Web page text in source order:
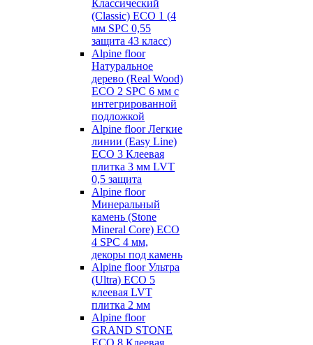
Классический
(Classic) ECO 1 (4
мм SPC 0,55
защита 43 класс)
Alpine floor
Натуральное
дерево (Real Wood)
ECO 2 SPC 6 мм с
интегрированной
подложкой
Alpine floor Легкие
линии (Easy Line)
ECO 3 Клеевая
плитка 3 мм LVT
0,5 защита
Alpine floor
Минеральный
камень (Stone
Mineral Core) ECO
4 SPC 4 мм,
декоры под камень
Alpine floor Ультра
(Ultra) ECO 5
клеевая LVT
плитка 2 мм
Alpine floor
GRAND STONE
ECO 8 Клеевая